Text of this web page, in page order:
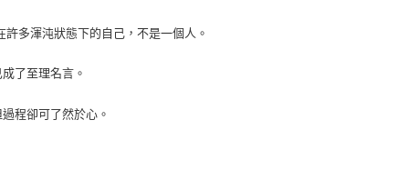
多渾沌狀態下的自己，不是一個人。
了至理名言。
程卻可了然於心。